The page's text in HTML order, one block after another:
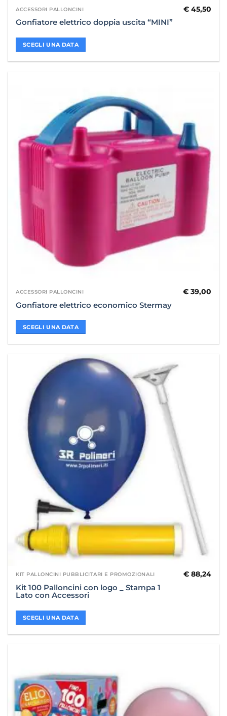
ACCESSORI PALLONCINI
Gonfiatore elettrico doppia uscita “MINI”
€45,50
SCEGLI UNA DATA
ACCESSORI PALLONCINI
Gonfiatore elettrico economico Stermay
€39,00
SCEGLI UNA DATA
KIT PALLONCINI PUBBLICITARI E PROMOZIONALI
Kit 100 Palloncini con logo _ Stampa 1
Lato con Accessori
€88,24
SCEGLI UNA DATA